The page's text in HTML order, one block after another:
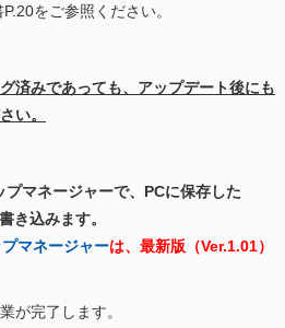
をご参照ください。
済みであっても、アップデート後にも
い。
マネージャーで、PCに保存した
き込みます。
マネージャーは、最新版（Ver.1.01）
が完了します。